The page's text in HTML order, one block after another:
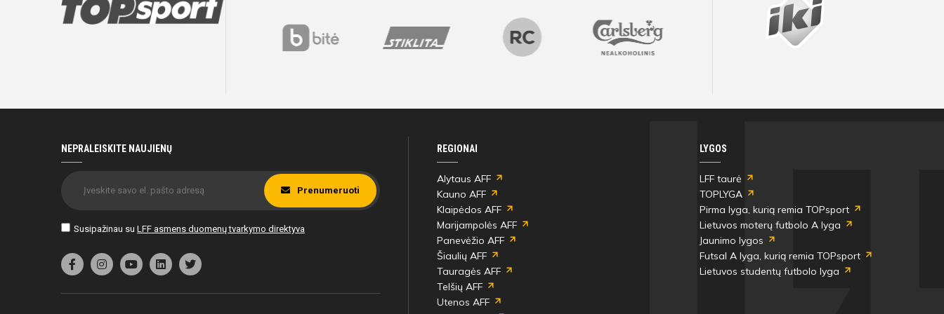
NEPRALEISKITE NAUJIENŲ
Susipažinau su LFF asmens duomenų tvarkymo direktyva
Prenumeruoti
REGIONAI
Alytaus AFF
Kauno AFF
Klaipėdos AFF
Marijampolės AFF
Panevėžio AFF
Šiaulių AFF
Tauragės AFF
Telšių AFF
Utenos AFF
LYGOS
LFF taurė
TOPLYGA
Pirma lyga, kurią remia TOPsport
Lietuvos moterų futbolo A lyga
Jaunimo lygos
Futsal A lyga, kurią remia TOPsport
Lietuvos studentų futbolo lyga